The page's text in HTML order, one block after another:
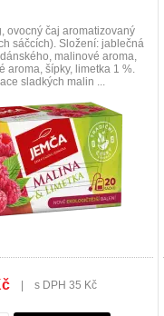
ovocný čaj aromatizovaný
sáčcích). Složení: jablečná
malinové aroma,
aroma, šípky, limetka 1 %.
sladkých malin ...
s DPH 35 Kč